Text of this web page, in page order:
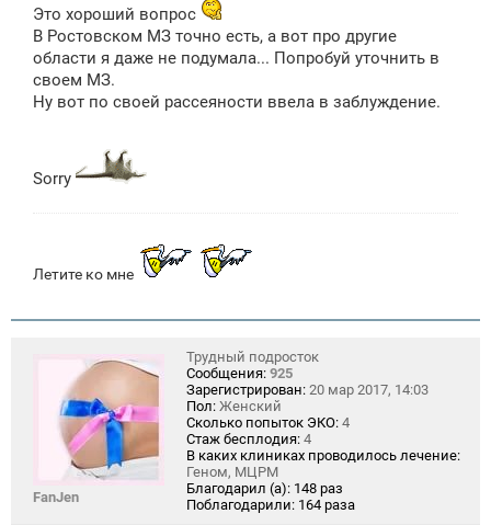
б
щ
е
н
е
Это хороший вопрос
В Ростовском МЗ точно есть, а вот про другие
области я даже не подумала... Попробуй уточнить в
своем МЗ.
Ну вот по своей рассеяности ввела в заблуждение.
Sorry
Летите ко мне
FanJen
Трудный подросток
Сообщения: 925
Зарегистрирован: 20 мар 2017, 14:03
Пол: Женский
Сколько попыток ЭКО: 4
Стаж бесплодия: 4
В каких клиниках проводилось лечение:
Геном, МЦРМ
Благодарил (а): 148 раз
Поблагодарили: 164 раза